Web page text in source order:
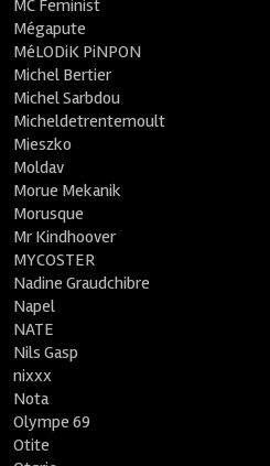
MC Feminist
Mégapute
MéLODiK PiNPON
Michel Bertier
Michel Sarbdou
Micheldetrentemoult
Mieszko
Moldav
Morue Mekanik
Morusque
Mr Kindhoover
MYCOSTER
Nadine Graudchibre
Napel
NATE
Nils Gasp
nixxx
Nota
Olympe 69
Otite